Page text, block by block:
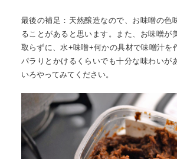
最後の補足：天然醸造なので、お味噌の色
ることがあると思います。また、お味噌が
取らずに、水+味噌+何かの具材で味噌汁を
パラりとかけるくらいでも十分な味わいが
いろやってみてください。